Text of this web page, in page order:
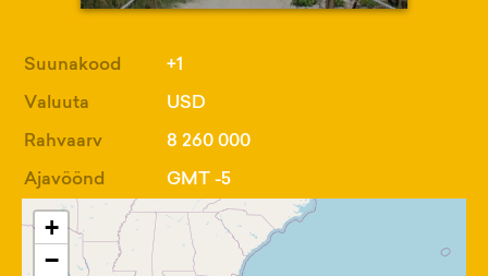
Suunakood
+1
Valuuta
USD
Rahvaarv
8 260 000
Ajavöönd
GMT -5
+
−